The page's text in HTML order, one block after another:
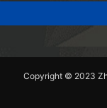
Copyright © 2023